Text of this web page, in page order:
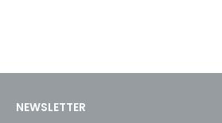
NEWSLETTER